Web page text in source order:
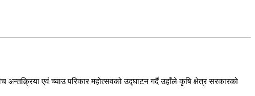
एवं च्याउ परिकार महोत्सवको उद्घाटन गर्दै उहाँले कृषि क्षेत्र सरकारको